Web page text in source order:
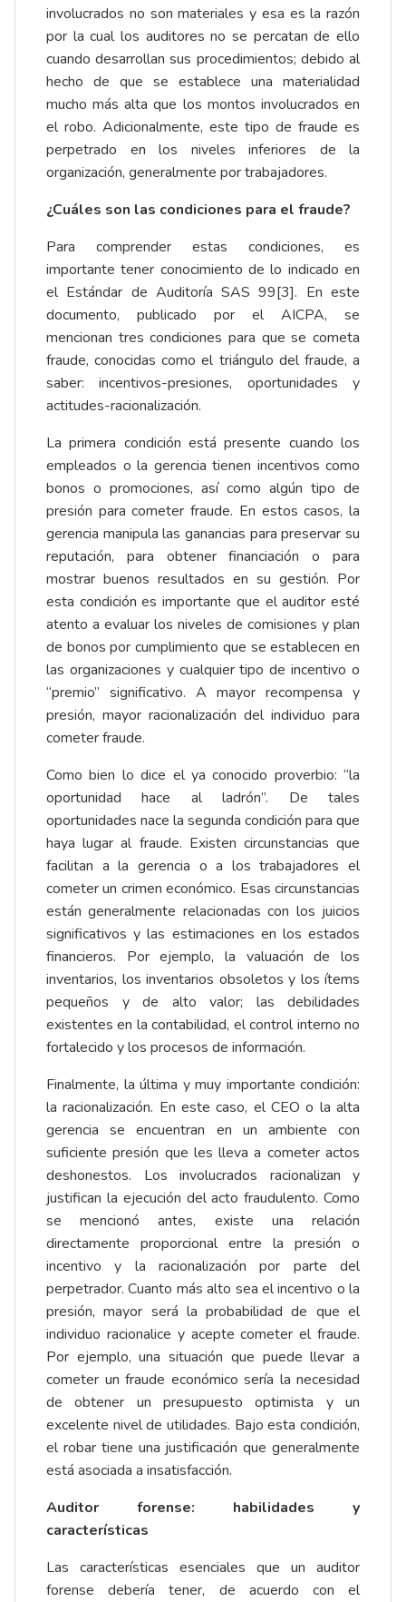
involucrados no son materiales y esa es la razón
por la cual los auditores no se percatan de ello
cuando desarrollan sus procedimientos; debido al
hecho de que se establece una materialidad
mucho más alta que los montos involucrados en
el robo. Adicionalmente, este tipo de fraude es
perpetrado en los niveles inferiores de la
organización, generalmente por trabajadores.
¿Cuáles son las condiciones para el fraude?
Para comprender estas condiciones, es
importante tener conocimiento de lo indicado en
el Estándar de Auditoría SAS 99[3]. En este
documento, publicado por el AICPA, se
mencionan tres condiciones para que se cometa
fraude, conocidas como el triángulo del fraude, a
saber: incentivos-presiones, oportunidades y
actitudes-racionalización.
La primera condición está presente cuando los
empleados o la gerencia tienen incentivos como
bonos o promociones, así como algún tipo de
presión para cometer fraude. En estos casos, la
gerencia manipula las ganancias para preservar su
reputación, para obtener financiación o para
mostrar buenos resultados en su gestión. Por
esta condición es importante que el auditor esté
atento a evaluar los niveles de comisiones y plan
de bonos por cumplimiento que se establecen en
las organizaciones y cualquier tipo de incentivo o
“premio” significativo. A mayor recompensa y
presión, mayor racionalización del individuo para
cometer fraude.
Como bien lo dice el ya conocido proverbio: “la
oportunidad hace al ladrón”. De tales
oportunidades nace la segunda condición para que
haya lugar al fraude. Existen circunstancias que
facilitan a la gerencia o a los trabajadores el
cometer un crimen económico. Esas circunstancias
están generalmente relacionadas con los juicios
significativos y las estimaciones en los estados
financieros. Por ejemplo, la valuación de los
inventarios, los inventarios obsoletos y los ítems
pequeños y de alto valor; las debilidades
existentes en la contabilidad, el control interno no
fortalecido y los procesos de información.
Finalmente, la última y muy importante condición:
la racionalización. En este caso, el CEO o la alta
gerencia se encuentran en un ambiente con
suficiente presión que les lleva a cometer actos
deshonestos. Los involucrados racionalizan y
justifican la ejecución del acto fraudulento. Como
se mencionó antes, existe una relación
directamente proporcional entre la presión o
incentivo y la racionalización por parte del
perpetrador. Cuanto más alto sea el incentivo o la
presión, mayor será la probabilidad de que el
individuo racionalice y acepte cometer el fraude.
Por ejemplo, una situación que puede llevar a
cometer un fraude económico sería la necesidad
de obtener un presupuesto optimista y un
excelente nivel de utilidades. Bajo esta condición,
el robar tiene una justificación que generalmente
está asociada a insatisfacción.
Auditor forense: habilidades y
características
Las características esenciales que un auditor
forense debería tener, de acuerdo con el